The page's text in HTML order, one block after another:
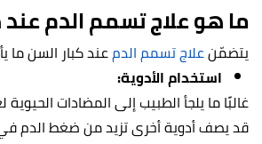
ما هو علاج تسمم الدم عند
يتضمّنعلاج تسمم الدمعند كبار السن ما
استخدام الأدوية:
غالبًا ما يلجأ الطبيب إلى المضادات
قد يصف أدوية أخرى تزيد من ضغط الدم